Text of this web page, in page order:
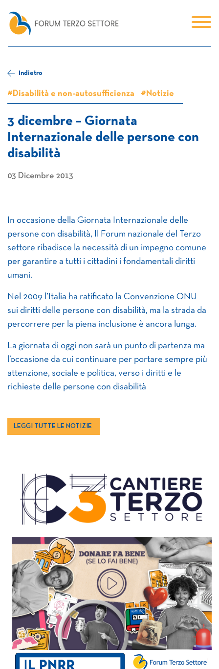
Indietro
#Disabilità e non-autosufficienza #Notizie
3 dicembre – Giornata
Internazionale delle persone con
disabilità
03 Dicembre 2013
In occasione della Giornata Internazionale delle
persone con disabilità, Il Forum nazionale del Terzo
settore ribadisce la necessità di un impegno comune
per garantire a tutti i cittadini i fondamentali diritti
umani.
Nel 2009 l’Italia ha ratificato la Convenzione ONU
sui diritti delle persone con disabilità, ma la strada da
percorrere per la piena inclusione è ancora lunga.
La giornata di oggi non sarà un punto di partenza ma
l’occasione da cui continuare per portare sempre più
attenzione, sociale e politica, verso i diritti e le
richieste delle persone con disabilità
LEGGI TUTTE LE NOTIZIE